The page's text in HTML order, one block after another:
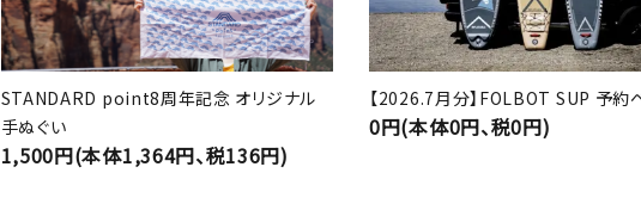
STANDARD point8周年記念 オリジナル
手ぬぐい
1,500円(本体1,364円、税136円)
【2026.7月分】FOLBOT SUP 予約
0円(本体0円、税0円)